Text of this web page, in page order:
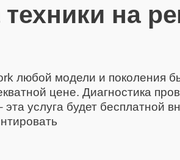
на
любой модели и поколения
цене. Диагностика
услуга будет бесплатной